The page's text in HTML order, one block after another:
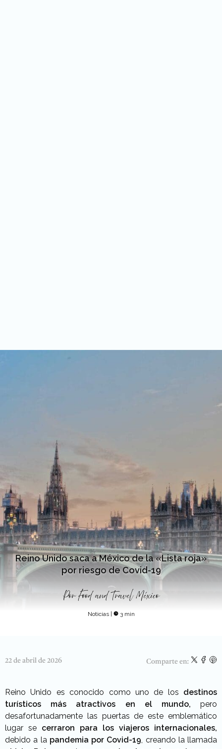
Reino Unido saca a México de la «Lista roja»
por riesgo de Covid-19
Por Food and Travel México
Noticias 3 min
22 de abril de 2026 Comparte en:
Reino Unido es conocido como uno de los destinos
turísticos más atractivos en el mundo, pero
desafortunadamente las puertas de este emblemático
lugar se cerraron para los viajeros internacionales,
debido a la pandemia por Covid-19, creando la llamada